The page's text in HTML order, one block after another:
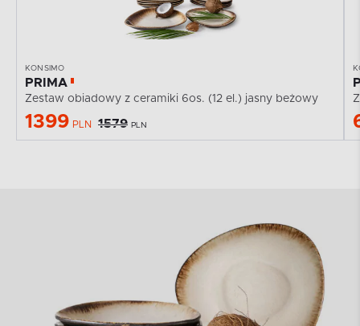
KONSIMO
PRIMA
Zestaw obiadowy z ceramiki 6os. (12 el.) jasny beżowy
1399 PLN 1579 PLN